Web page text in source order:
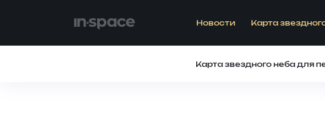
Новости Карта
Карта звездного неба для